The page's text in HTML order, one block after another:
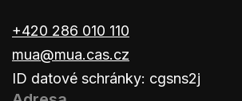
+420 286 010 110
mua@mua.cas.cz
ID datové schránky: cgsns2j